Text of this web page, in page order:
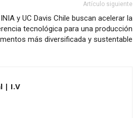
Artículo siguiente
INIA y UC Davis Chile buscan acelerar la
tecnológica para una producción
más diversificada y sustentable
| I.V